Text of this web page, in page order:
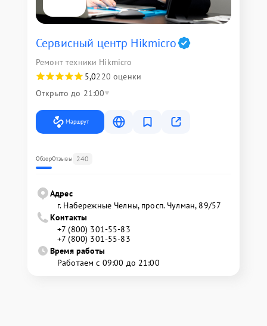
Сервисный центр Hikmicro
Ремонт техники Hikmicro
5,0220 оценки
Открыто до 21:00
Маршрут
ОбзорОтзывы 240
Адрес
г. Набережные Челны, просп. Чулман, 89/57
Контакты
+7 (800) 301-55-83
+7 (800) 301-55-83
Время работы
Работаем с 09:00 до 21:00